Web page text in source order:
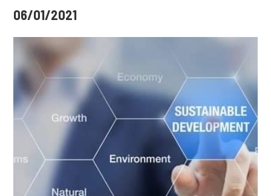
06/01/2021